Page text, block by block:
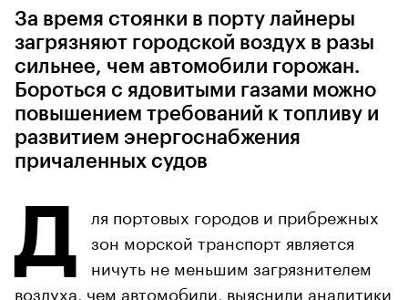
За время стоянки в порту лайнеры
загрязняют городской воздух в разы
сильнее, чем автомобили горожан.
Бороться с ядовитыми газами можно
повышением требований к топливу и
развитием энергоснабжения
причаленных судов
Д
ля портовых городов и прибрежных
зон морской транспорт является
ничуть не меньшим загрязнителем
воздуха, чем автомобили, выяснили аналитики